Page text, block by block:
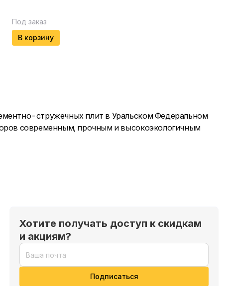
Под заказ
В корзину
стружечных плит в Уральском Федеральном
современным, прочным и высокоэкологичным
Тюменской области, чья продукция востребована и
Хотите получать доступ к скидкам
и акциям?
Подписаться